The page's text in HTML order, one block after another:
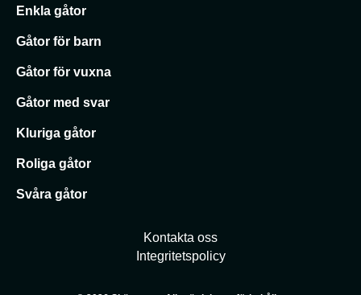
Enkla gåtor
Gåtor för barn
Gåtor för vuxna
Gåtor med svar
Kluriga gåtor
Roliga gåtor
Svåra gåtor
Kontakta oss
Integritetspolicy